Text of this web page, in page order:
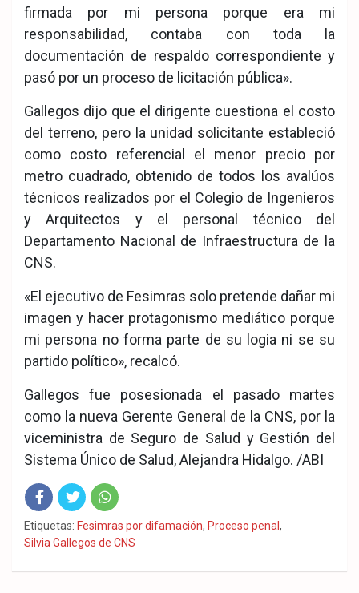
firmada por mi persona porque era mi
responsabilidad, contaba con toda la
documentación de respaldo correspondiente y
pasó por un proceso de licitación pública».
Gallegos dijo que el dirigente cuestiona el costo
del terreno, pero la unidad solicitante estableció
como costo referencial el menor precio por
metro cuadrado, obtenido de todos los avalúos
técnicos realizados por el Colegio de Ingenieros
y Arquitectos y el personal técnico del
Departamento Nacional de Infraestructura de la
CNS.
«El ejecutivo de Fesimras solo pretende dañar mi
imagen y hacer protagonismo mediático porque
mi persona no forma parte de su logia ni se su
partido político», recalcó.
Gallegos fue posesionada el pasado martes
como la nueva Gerente General de la CNS, por la
viceministra de Seguro de Salud y Gestión del
Sistema Único de Salud, Alejandra Hidalgo. /ABI
Fac Twit Wha
Etiquetas: Fesimras por difamación, Proceso penal ,
Silvia Gallegos de CNS